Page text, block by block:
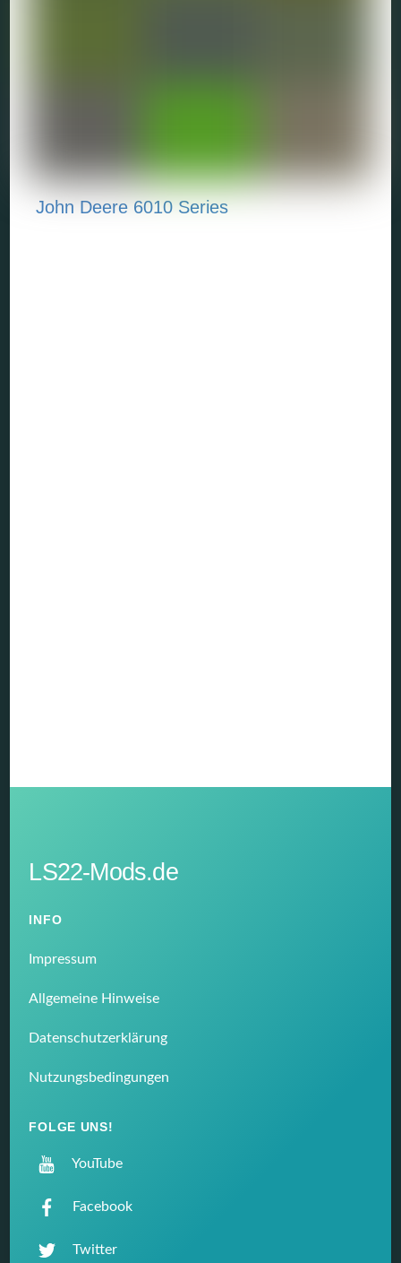
John Deere 6010 Series
LS22-Mods.de
INFO
Impressum
Allgemeine Hinweise
Datenschutzerklärung
Nutzungsbedingungen
FOLGE UNS!
YouTube
Facebook
Twitter